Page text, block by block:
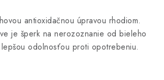
antioxidačnou úpravou rhodiom.
je šperk na nerozoznanie od bieleho
odolnosťou proti opotrebeniu.